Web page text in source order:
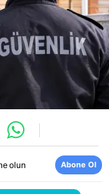
olun Abone Ol